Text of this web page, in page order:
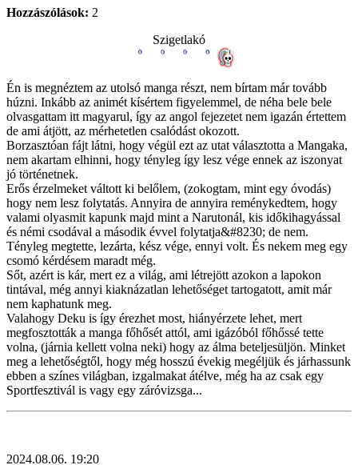
Hozzászólások: 2
Szigetlakó
Én is megnéztem az utolsó manga részt, nem bírtam már tovább
húzni. Inkább az animét kísértem figyelemmel, de néha bele bele
olvasgattam itt magyarul, így az angol fejezetet nem igazán értettem
de ami átjött, az mérhetetlen csalódást okozott.
Borzasztóan fájt látni, hogy végül ezt az utat választotta a Mangaka,
nem akartam elhinni, hogy tényleg így lesz vége ennek az iszonyat
jó történetnek.
Erős érzelmeket váltott ki belőlem, (zokogtam, mint egy óvodás)
hogy nem lesz folytatás. Annyira de annyira reménykedtem, hogy
valami olyasmit kapunk majd mint a Narutonál, kis időkihagyással
és némi csodával a második évvel folytatja&#8230; de nem.
Tényleg megtette, lezárta, kész vége, ennyi volt. És nekem meg egy
csomó kérdésem maradt még.
Sőt, azért is kár, mert ez a világ, ami létrejött azokon a lapokon
tintával, még annyi kiaknázatlan lehetőséget tartogatott, amit már
nem kaphatunk meg.
Valahogy Deku is így érezhet most, hiányérzete lehet, mert
megfosztották a manga főhősét attól, ami igázóból főhőssé tette
volna, (járnia kellett volna neki) hogy az álma beteljesüljön. Minket
meg a lehetőségtől, hogy még hosszú évekig megéljük és járhassunk
ebben a színes világban, izgalmakat átélve, még ha az csak egy
Sportfesztivál is vagy egy záróvizsga...
2024.08.06. 19:20